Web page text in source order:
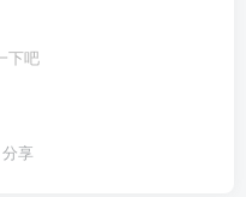
下吧
分享